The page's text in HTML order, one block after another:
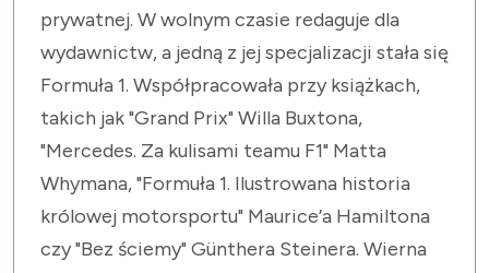
prywatnej. W wolnym czasie redaguje dla
wydawnictw, a jedną z jej specjalizacji stała się
Formuła 1. Współpracowała przy książkach,
takich jak "Grand Prix" Willa Buxtona,
"Mercedes. Za kulisami teamu F1" Matta
Whymana, "Formuła 1. Ilustrowana historia
królowej motorsportu" Maurice’a Hamiltona
czy "Bez ściemy" Günthera Steinera. Wierna